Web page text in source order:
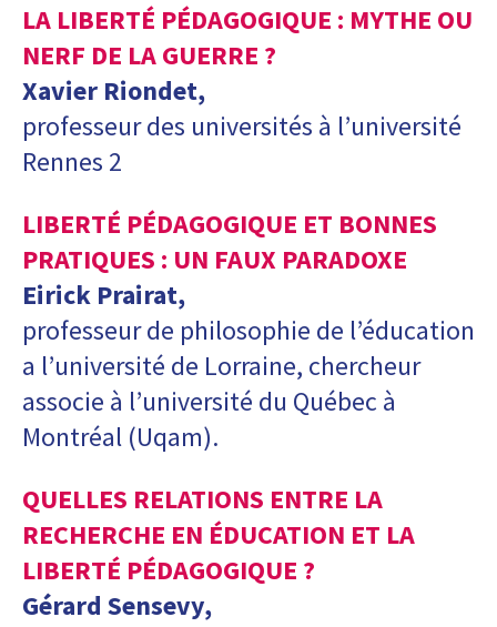
LA LIBERTÉ PÉDAGOGIQUE : MYTHE OU
NERF DE LA GUERRE ?
Xavier Riondet,
professeur des universités à l’université
Rennes 2
LIBERTÉ PÉDAGOGIQUE ET BONNES
PRATIQUES : UN FAUX PARADOXE
Eirick Prairat,
professeur de philosophie de l’éducation
a l’université de Lorraine, chercheur
associe à l’université du Québec à
Montréal (Uqam).
QUELLES RELATIONS ENTRE LA
RECHERCHE EN ÉDUCATION ET LA
LIBERTÉ PÉDAGOGIQUE ?
Gérard Sensevy,